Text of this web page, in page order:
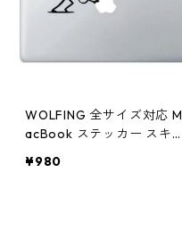
WOLFING 全サイズ対応 M
acBook ステッカー スキ
ー PUSH プッシュ ブラッ
¥980